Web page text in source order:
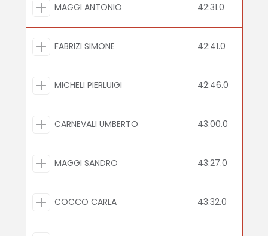
MAGGI ANTONIO 42:31.0
FABRIZI SIMONE 42:41.0
MICHELI PIERLUIGI 42:46.0
CARNEVALI UMBERTO 43:00.0
MAGGI SANDRO 43:27.0
COCCO CARLA 43:32.0